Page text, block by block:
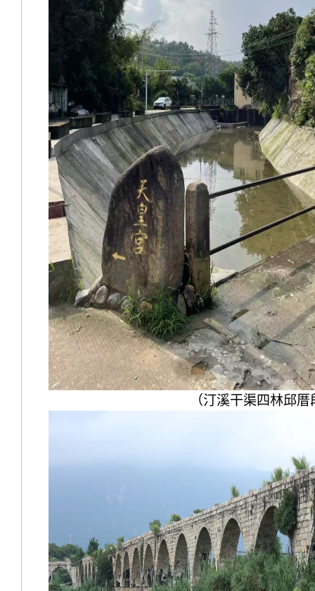
（汀溪干渠四林邱厝